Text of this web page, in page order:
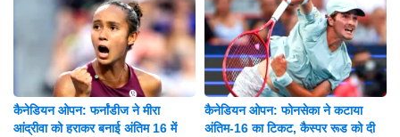
कैनेडियन ओपन: फर्नांडीज ने मीरा
आंद्रीवा को हराकर बनाई अंतिम 16 में
कैनेडियन ओपन: फोनसेका ने कटाया
अंतिम-16 का टिकट, कैस्पर रूड को दी